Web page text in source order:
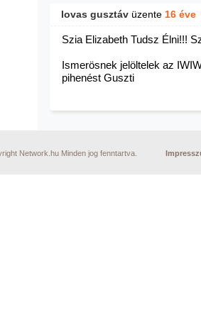
lovas gusztáv üzente 16 éve
Szia Elizabeth Tudsz Élni!!!
Ismerösnek jelöltelek az
pihenést Guszti
Network.hu Minden jog fenntartva.